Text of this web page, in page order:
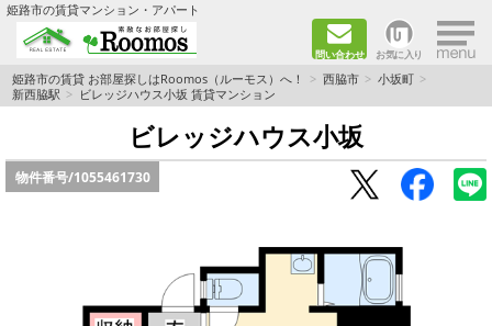
姫路市の賃貸マンション・アパート
問い合わせ お気に入り ×
TOPページ
ファミリー向けの部屋を探す
一人暮らし向けの部屋を探す
カップル向けの部屋を探す
姫路市の賃貸 お部屋探しはRoomos（ルーモス）へ！ 西脇市
小坂町
新西脇駅
ビレッジハウス小坂 賃貸マンション
ビレッジハウス小坂
物件番号/1055461730